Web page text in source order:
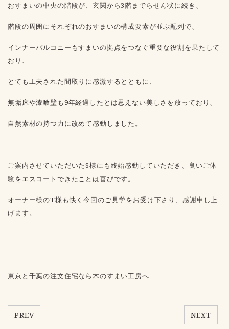
おすまいの中央の階段が、玄関から3階までらせん状に続き、
階段の周囲にそれぞれのおすまいの構成要素が並ぶ配列で、
インナーバルコニーもすまいの拠点をつなぐ重要な役割を果たして
おり、
とても工夫された間取りに感激するとともに、
無垢床や漆喰壁も9年経過したとは思えない美しさを放っており、
自然素材の持つ力に改めて感動しました。
ご案内させていただいたS様にも終始感動していただき、良いご体
験をエスコートできたことは喜びです。
オーナー様のT様も快く今回のご見学をお受け下さり、感謝申し上
げます。
東京と千葉の注文住宅なら木のすまい工房へ
PREV NEXT